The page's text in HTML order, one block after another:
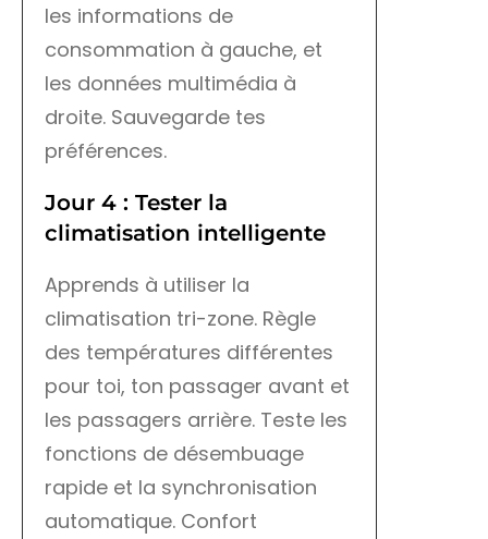
les informations de
consommation à gauche, et
les données multimédia à
droite. Sauvegarde tes
préférences.
Jour 4 : Tester la
climatisation intelligente
Apprends à utiliser la
climatisation tri-zone. Règle
des températures différentes
pour toi, ton passager avant et
les passagers arrière. Teste les
fonctions de désembuage
rapide et la synchronisation
automatique. Confort